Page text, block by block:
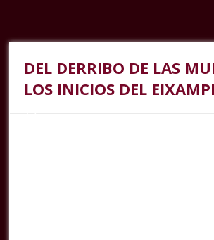
DEL DERRIBO DE LAS
LOS INICIOS DEL